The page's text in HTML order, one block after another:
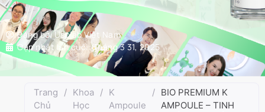
Đăng bởiUsolab Việt Nam
Cập nhật lần cuối:Tháng 3 31, 2025
Trang
Chủ
/ Khoa
Học
/ K
Ampoule
/ BIO PREMIUM K
AMPOULE – TINH